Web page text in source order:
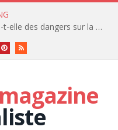
La cigarette électronique présente-t-elle des dangers sur la santé?
PinterestRSS
magazine